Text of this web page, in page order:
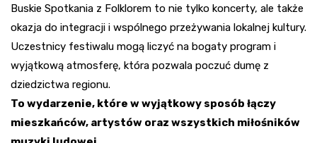
Buskie Spotkania z Folklorem to nie tylko koncerty, ale także
okazja do integracji i wspólnego przeżywania lokalnej kultury.
Uczestnicy festiwalu mogą liczyć na bogaty program i
wyjątkową atmosferę, która pozwala poczuć dumę z
dziedzictwa regionu.
To wydarzenie, które w wyjątkowy sposób łączy
mieszkańców, artystów oraz wszystkich miłośników